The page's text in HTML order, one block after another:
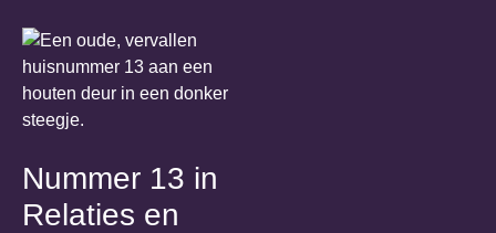
Nummer 13 in
Relaties en